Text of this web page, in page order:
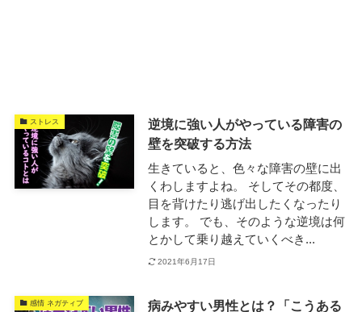
ストレス
逆境に強い人がやっている障害の
壁を突破する方法
生きていると、色々な障害の壁に出
くわしますよね。 そしてその都度、
目を背けたり逃げ出したくなったり
します。 でも、そのような逆境は何
とかして乗り越えていくべき...
2021年6月17日
感情 ネガティブ
病みやすい男性とは？「こうある